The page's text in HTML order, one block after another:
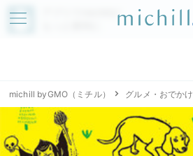
アプリでmichillが
michill byGMO（ミチル） グルメ・おでかけ